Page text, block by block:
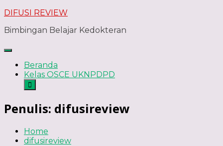
Skip
content
DIFUSI REVIEW
Bimbingan Belajar Kedokteran
Beranda
Kelas OSCE UKNPDPD
Penulis: difusireview
Home
difusireview